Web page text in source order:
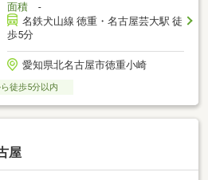
面積-
名鉄犬山線 徳重・名古屋芸大駅 徒
歩5分
愛知県北名古屋市徳重小崎
徒歩5分以内
屋